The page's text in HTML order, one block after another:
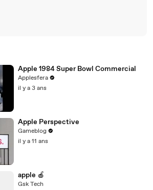
Apple 1984 Super Bowl Commercial
Applesfera
il y a 3 ans
Apple Perspective
Gameblog
il y a 11 ans
apple 🍎
Gsk Tech